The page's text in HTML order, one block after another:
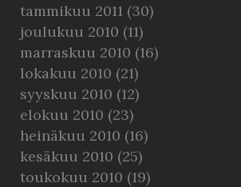
tammikuu 2011 (30)
joulukuu 2010 (11)
marraskuu 2010 (16)
lokakuu 2010 (21)
syyskuu 2010 (12)
elokuu 2010 (23)
heinäkuu 2010 (16)
kesäkuu 2010 (25)
toukokuu 2010 (19)